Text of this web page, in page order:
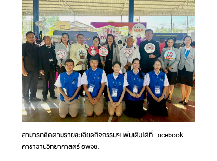
สามารถติดตามรายละเอียดกิจกรรมฯ เพิ่มเติมได้ที่ Facebook :
คาราวานวิทยาศาสตร์ อพวช.